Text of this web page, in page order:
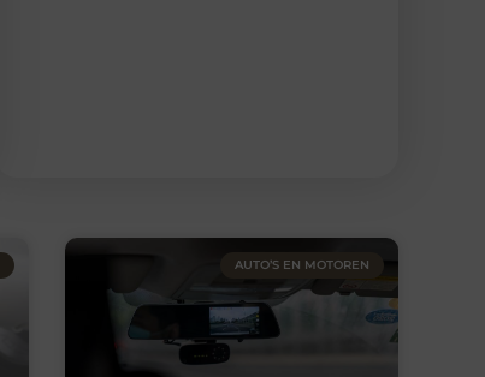
AUTO’S EN MOTOREN